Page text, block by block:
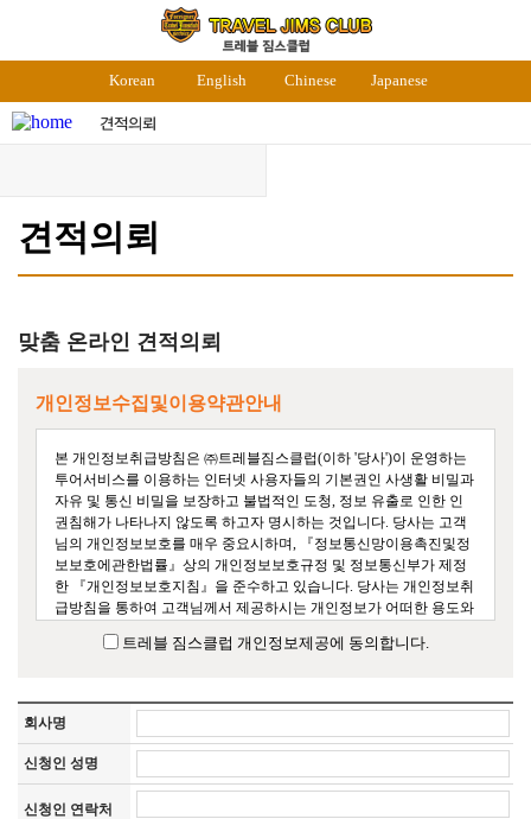
Korean English Chinese Japanese
견적의뢰
맞춤 온라인 견적의뢰
개인정보수집및이용약관안내
본 개인정보취급방침은 ㈜트레블짐스클럽(이하 '당사')이 운영하는
투어서비스를 이용하는 인터넷 사용자들의 기본권인 사생활 비밀과
자유 및 통신 비밀을 보장하고 불법적인 도청, 정보 유출로 인한 인
권침해가 나타나지 않도록 하고자 명시하는 것입니다. 당사는 고객
님의 개인정보보호를 매우 중요시하며, 『정보통신망이용촉진및정
보보호에관한법률』상의 개인정보보호규정 및 정보통신부가 제정
한 『개인정보보호지침』을 준수하고 있습니다. 당사는 개인정보취
급방침을 통하여 고객님께서 제공하시는 개인정보가 어떠한 용도와
해지고 있는지 알려드립니다.
고객님께서 예약하신 여행상품 예약을 처리하기 위한 최소한의 정
보를 필수 사항으로 수집합니다. 제공하신 모든 정보는 상기 목적에
필요한 용도 이외로는 사용되지 않으며 수집 정보의 범위나 사용 목
적, 용도가 변경될 시에는 반드시 고객님께 사전 동의를 구할 것입니
다.
트레블 짐스클럽 개인정보제공에 동의합니다.
회사명
신청인 성명
신청인 연락처